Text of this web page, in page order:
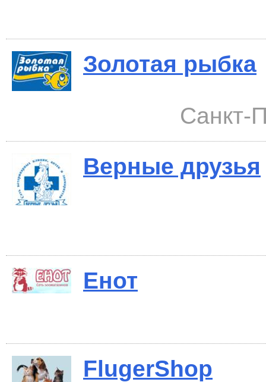
Золотая рыбка
Санкт-
Верные друзья
Енот
FlugerShop